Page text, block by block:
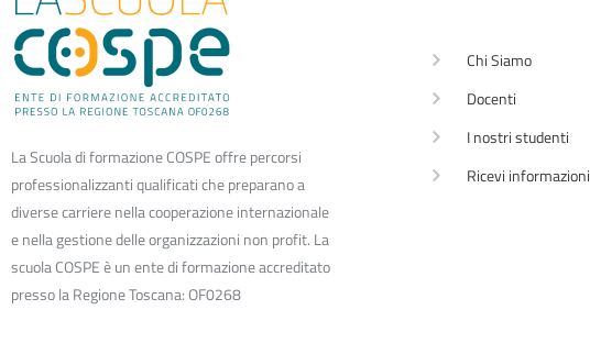
La Scuola di formazione COSPE offre percorsi
professionalizzanti qualificati che preparano a
diverse carriere nella cooperazione internazionale
e nella gestione delle organizzazioni non profit. La
scuola COSPE è un ente di formazione accreditato
presso la Regione Toscana: OF0268
Chi Siamo
Docenti
I nostri studenti
Ricevi informazioni